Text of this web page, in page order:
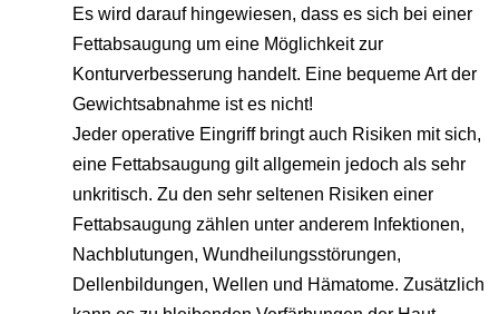
Es wird darauf hingewiesen, dass es sich bei einer
Fettabsaugung um eine Möglichkeit zur
Konturverbesserung handelt. Eine bequeme Art der
Gewichtsabnahme ist es nicht!
Jeder operative Eingriff bringt auch Risiken mit sich,
eine Fettabsaugung gilt allgemein jedoch als sehr
unkritisch. Zu den sehr seltenen Risiken einer
Fettabsaugung zählen unter anderem Infektionen,
Nachblutungen, Wundheilungsstörungen,
Dellenbildungen, Wellen und Hämatome. Zusätzlich